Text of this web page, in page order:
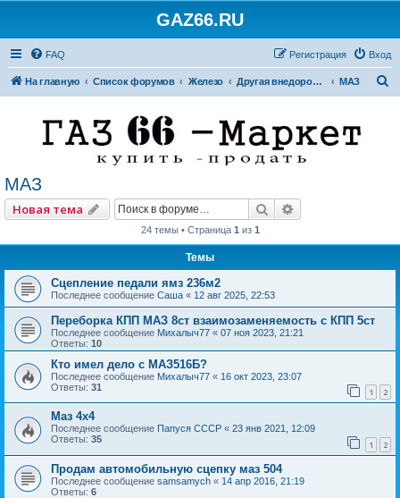
GAZ66.RU
FAQ Вход
Регистрация
На главную Список форумов Железо Другая внедорожная техника МАЗ
МАЗ
Новая тема Поиск
24 темы • Страница 1 из 1
Темы
Сцепление педали ямз 236м2
Последнее сообщение Саша « 12 авг 2025, 22:53
Переборка КПП МАЗ 8ст взаимозаменяемость с КПП 5ст
Последнее сообщение Михалыч77 « 07 ноя 2023, 21:21
Ответы: 10
Кто имел дело с МАЗ516Б?
Последнее сообщение Михалыч77 « 16 окт 2023, 23:07
Ответы: 31 1 2
Маз 4х4
Последнее сообщение Папуся СССР « 23 янв 2021, 12:09
Ответы: 35 1 2
Продам автомобильную сцепку маз 504
Последнее сообщение samsamych « 14 апр 2016, 21:19
Ответы: 6